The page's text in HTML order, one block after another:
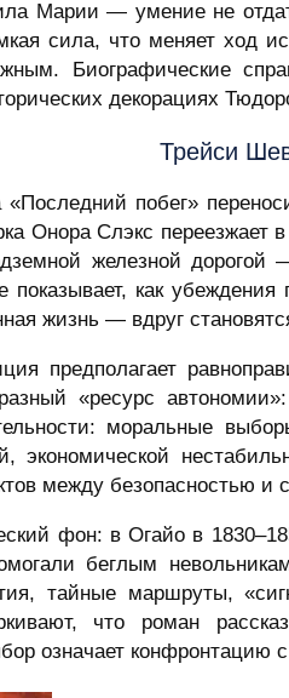
Марии — умение не
сила, что меняет ход
Биографические
декорациях
Трейси
«Последний побег»
Онора Слэкс переезжает
железной
как
жизнь — вдруг
предполагает
«ресурс
моральные
экономической
между безопасностью
фон: в Огайо в
беглым
тайные маршруты,
что роман
означает конфронтацию